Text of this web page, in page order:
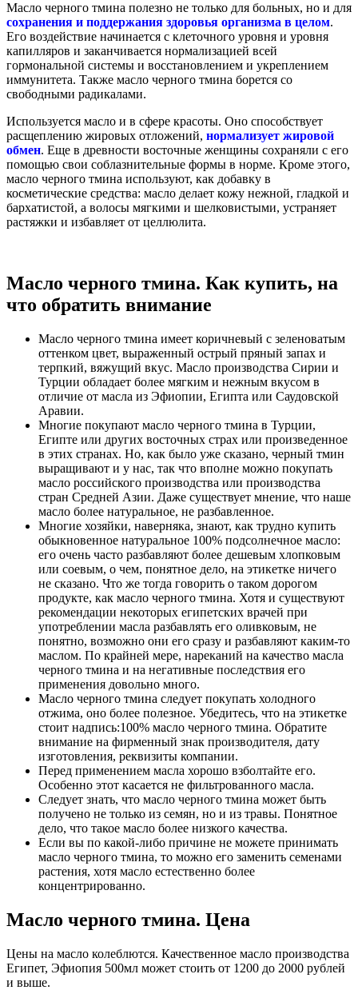
Масло черного тмина полезно не только для больных, но и для
сохранения и поддержания здоровья организма в целом.
Его воздействие начинается с клеточного уровня и уровня
капилляров и заканчивается нормализацией всей
гормональной системы и восстановлением и укреплением
иммунитета. Также масло черного тмина борется со
свободными радикалами.
Используется масло и в сфере красоты. Оно способствует
расщеплению жировых отложений, нормализует жировой
обмен. Еще в древности восточные женщины сохраняли с его
помощью свои соблазнительные формы в норме. Кроме этого,
масло черного тмина используют, как добавку в
косметические средства: масло делает кожу нежной, гладкой и
бархатистой, а волосы мягкими и шелковистыми, устраняет
растяжки и избавляет от целлюлита.
Масло черного тмина. Как купить, на
что обратить внимание
Масло черного тмина имеет коричневый c зеленоватым
оттенком цвет, выраженный острый пряный запах и
терпкий, вяжущий вкус. Масло производства Сирии и
Турции обладает более мягким и нежным вкусом в
отличие от масла из Эфиопии, Египта или Саудовской
Аравии.
Многие покупают масло черного тмина в Турции,
Египте или других восточных страх или произведенное
в этих странах. Но, как было уже сказано, черный тмин
выращивают и у нас, так что вполне можно покупать
масло российского производства или производства
стран Средней Азии. Даже существует мнение, что наше
масло более натуральное, не разбавленное.
Многие хозяйки, наверняка, знают, как трудно купить
обыкновенное натуральное 100% подсолнечное масло:
его очень часто разбавляют более дешевым хлопковым
или соевым, о чем, понятное дело, на этикетке ничего
не сказано. Что же тогда говорить о таком дорогом
продукте, как масло черного тмина. Хотя и существуют
рекомендации некоторых египетских врачей при
употреблении масла разбавлять его оливковым, не
понятно, возможно они его сразу и разбавляют каким-то
маслом. По крайней мере, нареканий на качество масла
черного тмина и на негативные последствия его
применения довольно много.
Масло черного тмина следует покупать холодного
отжима, оно более полезное. Убедитесь, что на этикетке
стоит надпись:100% масло черного тмина. Обратите
внимание на фирменный знак производителя, дату
изготовления, реквизиты компании.
Перед применением масла хорошо взболтайте его.
Особенно этот касается не фильтрованного масла.
Следует знать, что масло черного тмина может быть
получено не только из семян, но и из травы. Понятное
дело, что такое масло более низкого качества.
Если вы по какой-либо причине не можете принимать
масло черного тмина, то можно его заменить семенами
растения, хотя масло естественно более
концентрированно.
Масло черного тмина. Цена
Цены на масло колеблются. Качественное масло производства
Египет, Эфиопия 500мл может стоить от 1200 до 2000 рублей
и выше.